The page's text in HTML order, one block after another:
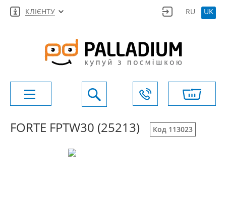
КЛІЄНТУ RU UK
FORTE FPTW30 (25213) Код 113023